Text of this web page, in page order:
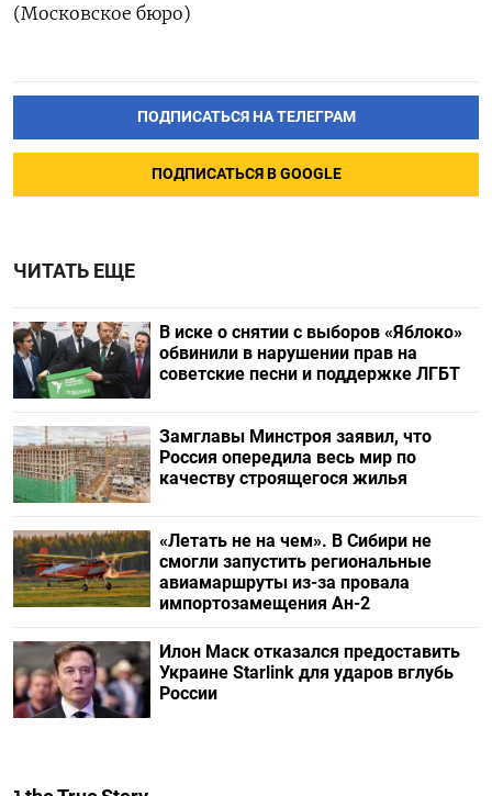
(Московское бюро)
ПОДПИСАТЬСЯ НА ТЕЛЕГРАМ
ПОДПИСАТЬСЯ В GOOGLE
ЧИТАТЬ ЕЩЕ
В иске о снятии с выборов «Яблоко»
обвинили в нарушении прав на
советские песни и поддержке ЛГБТ
Замглавы Минстроя заявил, что
Россия опередила весь мир по
качеству строящегося жилья
«Летать не на чем». В Сибири не
смогли запустить региональные
авиамаршруты из-за провала
импортозамещения Ан-2
Илон Маск отказался предоставить
Украине Starlink для ударов вглубь
России